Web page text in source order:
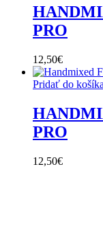
PRO
12,50€
Pridať do košíka
PRO
12,50€